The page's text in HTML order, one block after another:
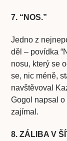
7. “NOS.”
Jedno z
děl – povídka
nosu, který se
se, nic méně,
navštěvoval
Gogol napsal
zajímal.
8. ZÁLIBA V